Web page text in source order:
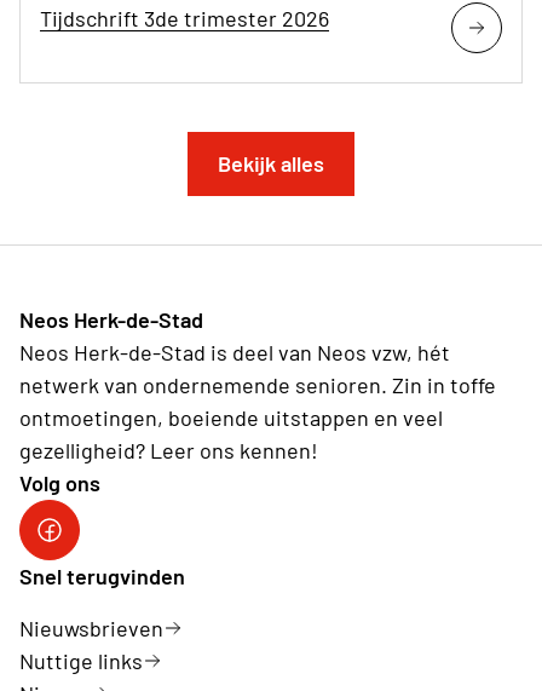
Tijdschrift 3de trimester 2026
Bekijk alles
Neos Herk-de-Stad
Neos Herk-de-Stad is deel van Neos vzw, hét
netwerk van ondernemende senioren. Zin in toffe
ontmoetingen, boeiende uitstappen en veel
gezelligheid? Leer ons kennen!
Volg ons
Facebook Herk-de-Stad
Snel terugvinden
Nieuwsbrieven
Nuttige links